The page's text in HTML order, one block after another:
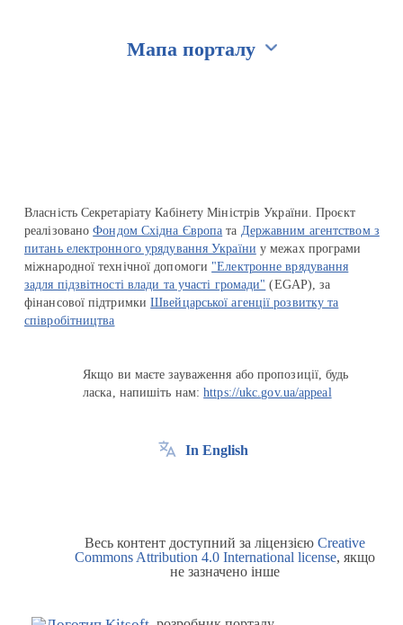
Мапа порталу
Власність Секретаріату Кабінету Міністрів України. Проєкт
реалізованоФондом Східна Європа та Державним агентством з
питань електронного урядування України у межах програми
міжнародної технічної допомоги "Електронне врядування
задля підзвітності влади та участі громади" (EGAP), за
фінансової підтримкиШвейцарської агенції розвитку та
співробітництва
Якщо ви маєте зауваження або пропозиції, будь
ласка, напишіть нам:https://ukc.gov.ua/appeal
In English
Весь контент доступний за ліцензією Creative
Commons Attribution 4.0 International license, якщо
не зазначено інше